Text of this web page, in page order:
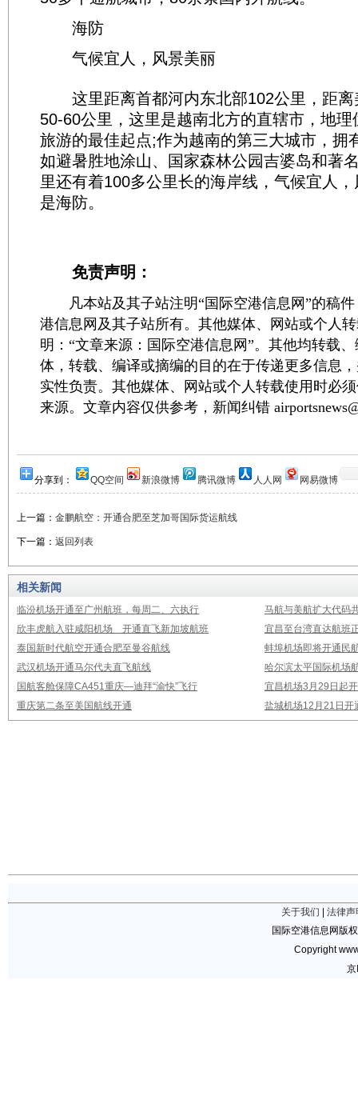
海防
气候宜人，风景美丽
这里距离首都河内东北部102公里，距离
50-60公里，这里是越南北方的直辖市，地
旅游的最佳起点;作为越南的第三大城市，拥
如避暑胜地涂山、国家森林公园吉婆岛和著
里还有着100多公里长的海岸线，气候宜人
是海防。
免责声明：
凡本站及其子站注明“国际空港信息网”的稿件
港信息网及其子站所有。其他媒体、网站或个人
明：“文章来源：国际空港信息网”。其他均转载
体，转载、编译或摘编的目的在于传递更多信息
实性负责。其他媒体、网站或个人转载使用时必
来源。文章内容仅供参考，新闻纠错
分享到： QQ空间 新浪微博 腾讯微博 人人网 网易微博
上一篇： 金鹏航空：开通合肥至芝加哥国际货运航线
下一篇： 返回列表
相关新闻
临汾机场开通至广州航班，每周二、六执行
马航与美航扩大代码
欣丰虎航入驻咸阳机场 开通直飞新加坡航班
宜昌至台湾直达航班
泰国新时代航空开通合肥至曼谷航线
蚌埠机场即将开通民
武汉机场开通马尔代夫直飞航线
哈尔滨太平国际机场
国航客舱保障CA451重庆—迪拜“渝快”飞行
宜昌机场3月29日起
重庆第二条至美国航线开通
盐城机场12月21日开
关于我们
法律声
国际空港信息网版
Copyright